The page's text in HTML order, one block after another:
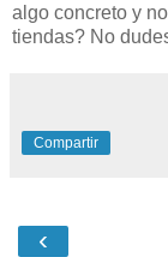
algo concreto y
tiendas? No
Compartir
‹